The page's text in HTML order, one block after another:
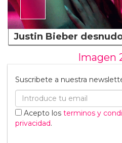
Justin Bieber
Imagen
Suscribete a nuestra
Acepto los terminos y
privacidad.